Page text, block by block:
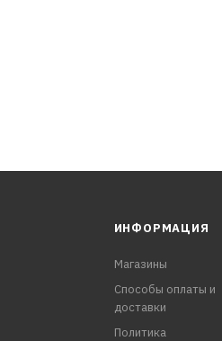
ИНФОРМАЦИЯ
Магазины
Способы оплаты и
доставки
Политика